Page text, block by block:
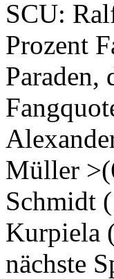
SCU:
Prozent
Paraden,
Müller
Schmidt
Kurpiela
nächste